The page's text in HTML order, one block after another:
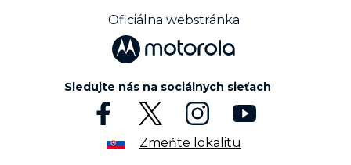
Oficiálna webstránka
Sledujte nás na sociálnych sieťach
Zmeňte lokalitu